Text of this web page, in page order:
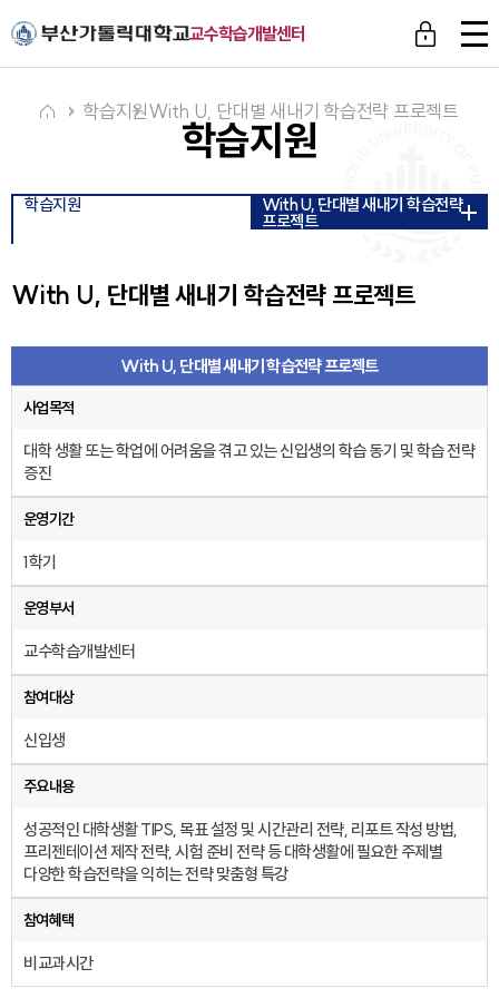
교수학습개발센터
전
체
메
학습지원
학습지원With U, 단대별 새내기 학습전략 프로젝트
학습지원 With U, 단대별 새내기 학습전략
프로젝트
With U, 단대별 새내기 학습전략 프로젝트
With U, 단대별 새내기 학습전략 프로젝트
사업목적
대학 생활 또는 학업에 어려움을 겪고 있는 신입생의 학습 동기 및 학습 전략
증진
운영기간
1학기
운영부서
교수학습개발센터
참여대상
신입생
주요내용
성공적인 대학생활 TIPS, 목표 설정 및 시간관리 전략, 리포트 작성 방법,
프리젠테이션 제작 전략, 시험 준비 전략 등 대학생활에 필요한 주제별
다양한 학습전략을 익히는 전략 맞춤형 특강
참여혜택
비교과시간